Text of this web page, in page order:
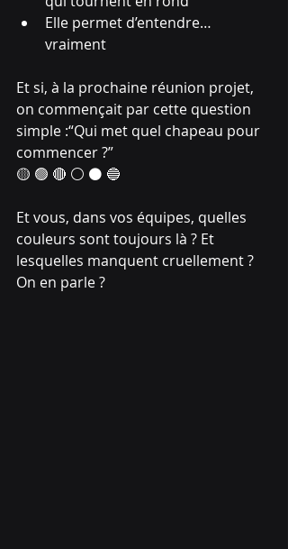
Elle permet d’entendre…
vraiment
Et si, à la prochaine réunion projet,
on commençait par cette question
simple :“Qui met quel chapeau pour
commencer ?”
🟡 🟢 🔴 ⚪ ⚫ 🔵
Et vous, dans vos équipes, quelles
couleurs sont toujours là ? Et
lesquelles manquent cruellement ?
On en parle ?